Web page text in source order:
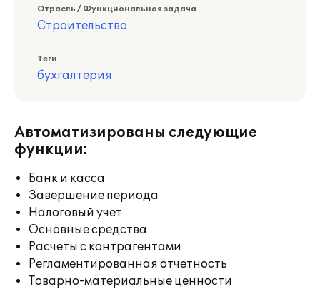
Отрасль / Функциональная задача
Строительство
Теги
бухгалтерия
Автоматизированы следующие
функции:
Банк и касса
Завершение периода
Налоговый учет
Основные средства
Расчеты с контрагентами
Регламентированная отчетность
Товарно-материальные ценности